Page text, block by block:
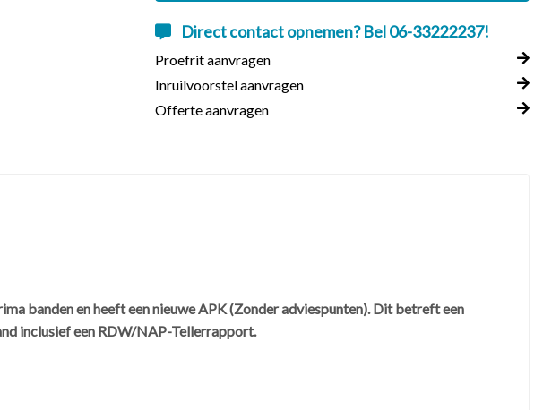
Direct contact opnemen? Bel 06-33222237!
Proefrit aanvragen
Inruilvoorstel aanvragen
Offerte aanvragen
banden en heeft een nieuwe APK (Zonder adviespunten). Dit betreft een
inclusief een RDW/NAP-Tellerrapport.